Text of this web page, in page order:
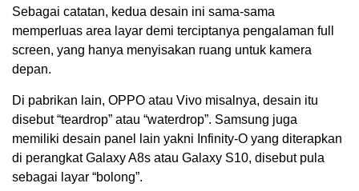
Sebagai catatan, kedua desain ini sama-sama
memperluas area layar demi terciptanya pengalaman full
screen, yang hanya menyisakan ruang untuk kamera
depan.
Di pabrikan lain, OPPO atau Vivo misalnya, desain itu
disebut “teardrop” atau “waterdrop”. Samsung juga
memiliki desain panel lain yakni Infinity-O yang diterapkan
di perangkat Galaxy A8s atau Galaxy S10, disebut pula
sebagai layar “bolong”.